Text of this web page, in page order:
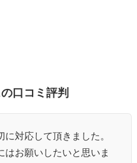
口コミ評判
対応して頂きました。
はお願いしたいと思いま